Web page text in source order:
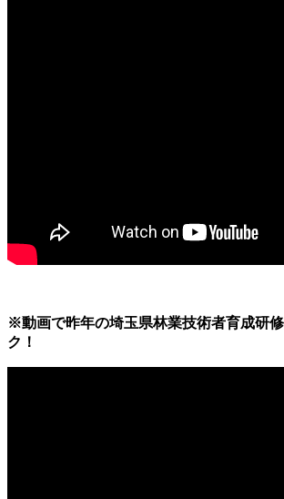
※動画で昨年の埼玉県林業技術者育成研
ク！